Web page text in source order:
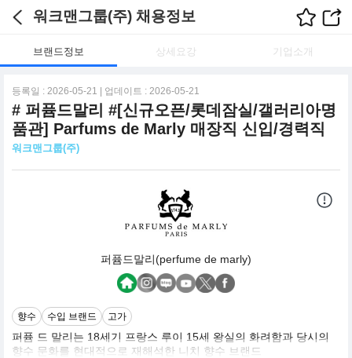
워크맨그룹(주) 채용정보
브랜드정보 상세요강 기업소개
등록일 : 2026-05-21 | 업데이트 : 2026-05-21
# 퍼퓸드말리 #[신규오픈/롯데잠실/갤러리아명
품관] Parfums de Marly 매장직 신입/경력직
워크맨그룹(주)
퍼퓸드말리(perfume de marly)
향수 수입 브랜드 고가
퍼퓸 드 말리는 18세기 프랑스 루이 15세 왕실의 화려함과 당시의
향수 문화를 현대적으로 재해석한 니치 향수 브랜드